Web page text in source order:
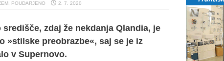
, POUDARJENO 2. 7. 2020
zdaj že nekdanja Qlandia, je
»stilske preobrazbe«, saj se je iz
v Supernovo.